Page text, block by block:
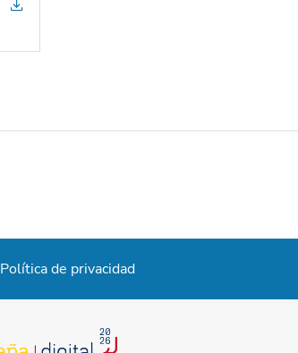
Política de privacidad
se abre en una pestaña nueva